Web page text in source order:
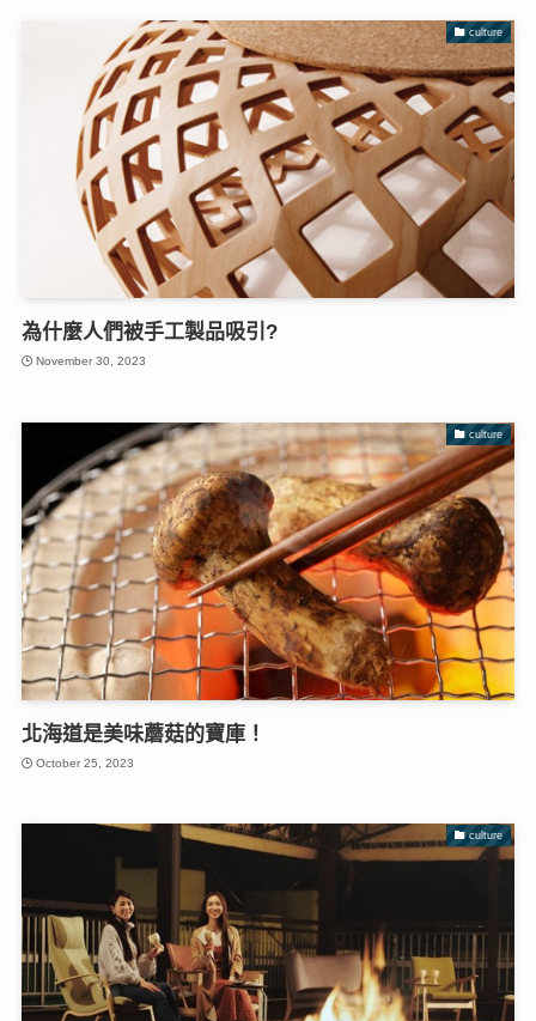
culture
為什麼人們被手工製品吸引?
November 30, 2023
culture
北海道是美味蘑菇的寶庫！
October 25, 2023
culture